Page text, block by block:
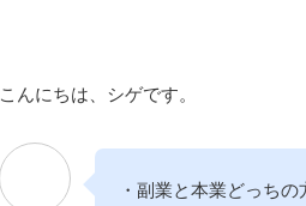
こんにちは、シゲです。
・副業と本業どっち